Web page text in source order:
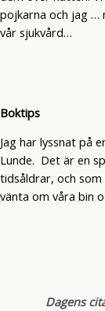
pojkarna och jag …
vår sjukvård…
Boktips
Jag har lyssnat på
Lunde. Det är en
tidsåldrar, och
vänta om våra bin
Dagens